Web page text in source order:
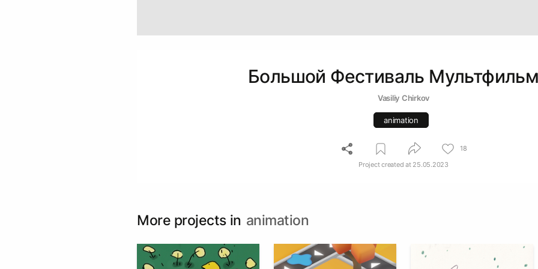
Большой Фестиваль
Vasiliy Chirkov
animation
18
Project created at 25.05.2023
More projects in animation